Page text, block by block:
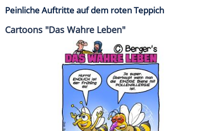
Peinliche Auftritte auf dem roten Teppich
Cartoons "Das Wahre Leben"